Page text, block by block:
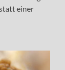
einer